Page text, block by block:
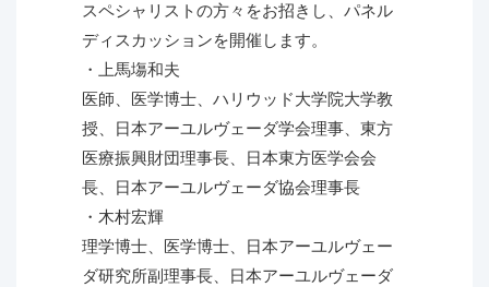
スペシャリストの方々をお招きし、パネル
ディスカッションを開催します。
・上馬塲和夫
医師、医学博士、ハリウッド大学院大学教
授、日本アーユルヴェーダ学会理事、東方
医療振興財団理事長、日本東方医学会会
長、日本アーユルヴェーダ協会理事長
・木村宏輝
理学博士、医学博士、日本アーユルヴェー
ダ研究所副理事長、日本アーユルヴェーダ